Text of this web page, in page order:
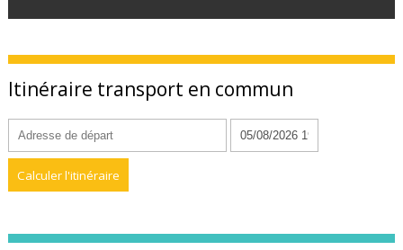
Itinéraire transport en commun